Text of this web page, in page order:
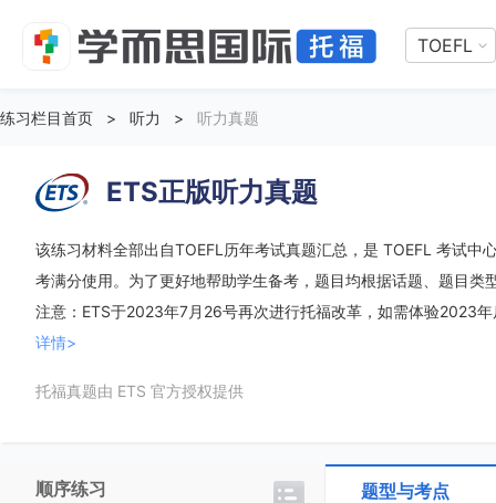
TOEFL
练习栏目首页 > 听力 > 听力真题
ETS正版听力真题
该练习材料全部出自TOEFL历年考试真题汇总，是 TOEFL 考试
考满分使用。为了更好地帮助学生备考，题目均根据话题、题目类
注意：ETS于2023年7月26号再次进行托福改革，如需体验2023
详情>
托福真题由 ETS 官方授权提供
顺序练习 题型与考点